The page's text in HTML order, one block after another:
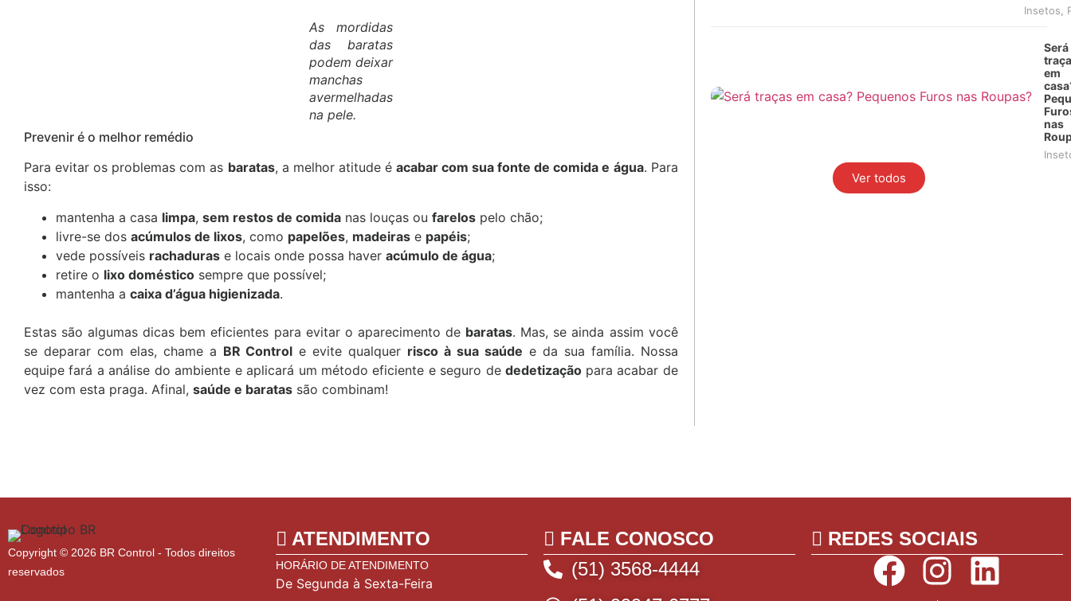
As mordidas
das baratas
podem deixar
manchas
avermelhadas
na pele.
Prevenir é o melhor remédio
Para evitar os problemas com as baratas, a melhor atitude é acabar com sua fonte de comida e água. Para
isso:
mantenha a casa limpa, sem restos de comida nas louças ou farelos pelo chão;
livre-se dos acúmulos de lixos, como papelões, madeiras e papéis;
vede possíveis rachaduras e locais onde possa haver acúmulo de água;
retire o lixo doméstico sempre que possível;
mantenha a caixa d’água higienizada.
Estas são algumas dicas bem eficientes para evitar o aparecimento de baratas. Mas, se ainda assim você
se deparar com elas, chame a BR Control e evite qualquer risco à sua saúde e da sua família. Nossa
equipe fará a análise do ambiente e aplicará um método eficiente e seguro dededetização para acabar de
vez com esta praga. Afinal, saúde e baratas são combinam!
Insetos
Será
em
nas
Ver todos
Copyright © 2026 BR Control - Todos direitos
reservados
ATENDIMENTO
HORÁRIO DE ATENDIMENTO
De Segunda à Sexta-Feira
FALE CONOSCO
(51) 3568-4444
REDES SOCIAIS